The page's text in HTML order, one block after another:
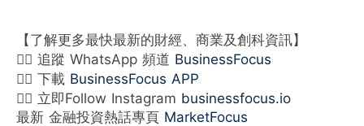
【了解更多最快最新的財經、商業及創科資訊】
👉🏻 追蹤 WhatsApp 頻道 BusinessFocus
👉🏻 下載 BusinessFocus APP
👉🏻 立即Follow Instagram businessfocus.io
最新 金融投資熱話專頁 MarketFocus